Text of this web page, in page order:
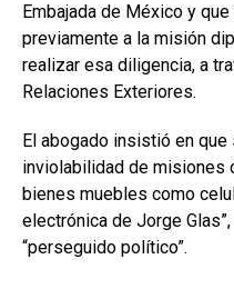
Embajada de México y
previamente a la misión
realizar esa diligencia, a
Relaciones Exteriores.
El abogado insistió en
inviolabilidad de misiones
bienes muebles como
electrónica de Jorge
“perseguido político”.